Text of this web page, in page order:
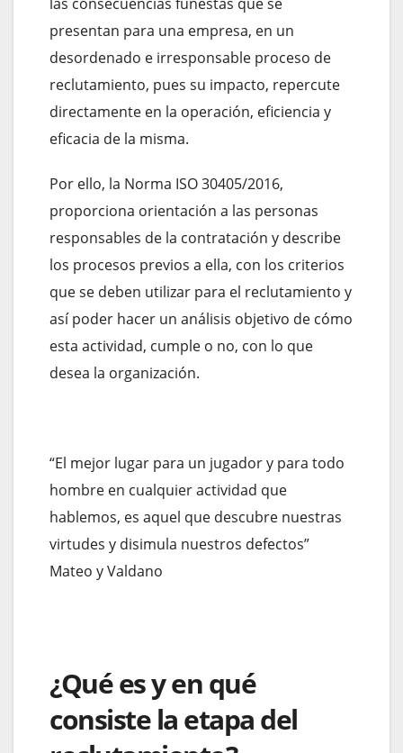
presentan para una empresa, en un
desordenado e irresponsable proceso de
reclutamiento, pues su impacto, repercute
directamente en la operación, eficiencia y
eficacia de la misma.
Por ello, la Norma ISO 30405/2016,
proporciona orientación a las personas
responsables de la contratación y describe
los procesos previos a ella, con los criterios
que se deben utilizar para el reclutamiento y
así poder hacer un análisis objetivo de cómo
esta actividad, cumple o no, con lo que
desea la organización.
“El mejor lugar para un jugador y para todo
hombre en cualquier actividad que
hablemos, es aquel que descubre nuestras
virtudes y disimula nuestros defectos”
Mateo y Valdano
¿Qué es y en qué
consiste la etapa del